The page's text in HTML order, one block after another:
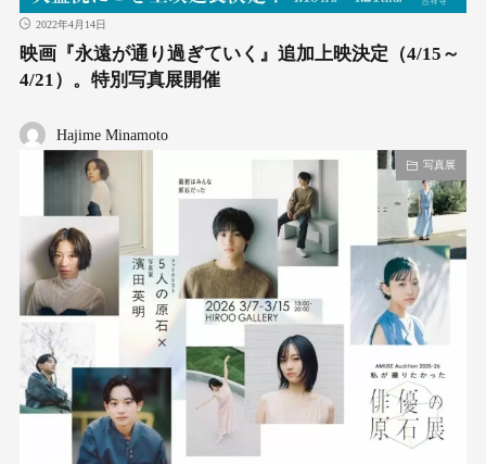
2022年4月14日
映画『永遠が通り過ぎていく』追加上映決定（4/15～
4/21）。特別写真展開催
Hajime Minamoto
写真展